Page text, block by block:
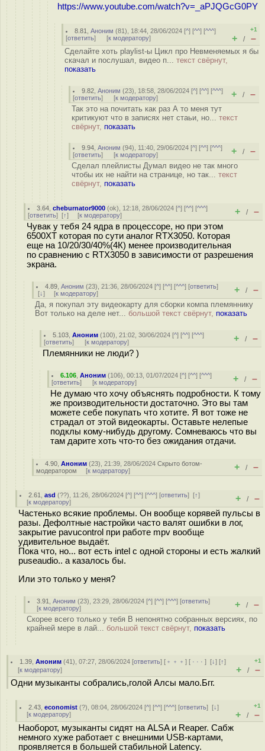
https://www.youtube.com/watch?v=_aPJQGcG0PY
8.81 ,Аноним (81), 18:44, 28/06/2024 [^] [^^] [^^^]
[ответить] [к модератору]
+1
+ / –
Сделайте хоть playlist-ы Цикл про Невменяемых я бы
скачал и послушал, видео п... текст свёрнут,
показать
9.82 ,Аноним (23), 18:58, 28/06/2024 [^] [^^] [^^^]
[ответить] [к модератору] + / –
Так это на почитать как раз А то меня тут
критикуют что в записях нет стаьи, но... текст
свёрнут, показать
9.94 ,Аноним (94), 11:40, 29/06/2024 [^] [^^] [^^^]
[ответить] [к модератору] + / –
Сделал плейлисты Думал видео не так много
чтобы их не найти на странице, но так... текст
свёрнут, показать
3.64 ,cheburnator9000 (ok), 12:18, 28/06/2024 [^] [^^] [^^^]
[ответить] [↑] [к модератору] + / –
Чувак у тебя 24 ядра в процессоре, но при этом
6500XT которая по сути аналог RTX3050. Которая
еще на 10/20/30/40%(4К) менее производительная
по сравнению с RTX3050 в зависимости от разрешения
экрана.
4.89 ,Аноним (23), 21:36, 28/06/2024 [^] [^^] [^^^] [ответить]
[↓] [к модератору] + / –
Да, я покупал эту видеокарту для сборки компа племяннику
Вот только на деле нет... большой текст свёрнут, показать
5.103 ,Аноним (100), 21:02, 30/06/2024 [^] [^^] [^^^]
[ответить] [к модератору] + / –
Племянники не люди? )
6.106 ,Аноним (106), 00:13, 01/07/2024 [^] [^^] [^^^]
[ответить] [к модератору] + / –
Не думаю что хочу объяснять подробности. К тому
же производительности достаточно. Это вы там
можете себе покупать что хотите. Я вот тоже не
страдал от этой видеокарты. Оставьте нелепые
подклы кому-нибудь другому. Сомневаюсь что вы
там дарите хоть что-то без ожидания отдачи.
4.90 ,Аноним (23), 21:39, 28/06/2024Скрыто ботом-
модератором [к модератору] + / –
2.61 ,asd (??), 11:26, 28/06/2024 [^] [^^] [^^^] [ответить][↑]
[к модератору] + / –
Частенько всякие проблемы. Он вообще корявей пульсы в
разы. Дефолтные настройки часто валят ошибки в лог,
закрытие pavucontrol при работе mpv вообще
удивительное выдаёт.
Пока что, но... вот есть intel с одной стороны и есть жалкий
puseaudio.. а казалось бы.
Или это только у меня?
3.91 ,Аноним (23), 23:29, 28/06/2024 [^] [^^] [^^^] [ответить]
[к модератору] + / –
Скорее всего только у тебя В непонятно собранных версиях, по
крайней мере в лай... большой текст свёрнут, показать
1.39 ,Аноним (41), 07:27, 28/06/2024 [ответить] [ ﹢﹢﹢] [ · · ·][↓] [↑]
[к модератору]
+1
+ / –
Одни музыканты собрались,голой Алсы мало.Бгг.
2.43 ,economist (?), 08:04, 28/06/2024 [^] [^^] [^^^] [ответить][↓]
[к модератору]
+1
+ / –
Наоборот, музыканты сидят на ALSA и Reaper. Сабж
немного хуже работает с внешними USB-картами,
проявляется в большей стабильной Latency.